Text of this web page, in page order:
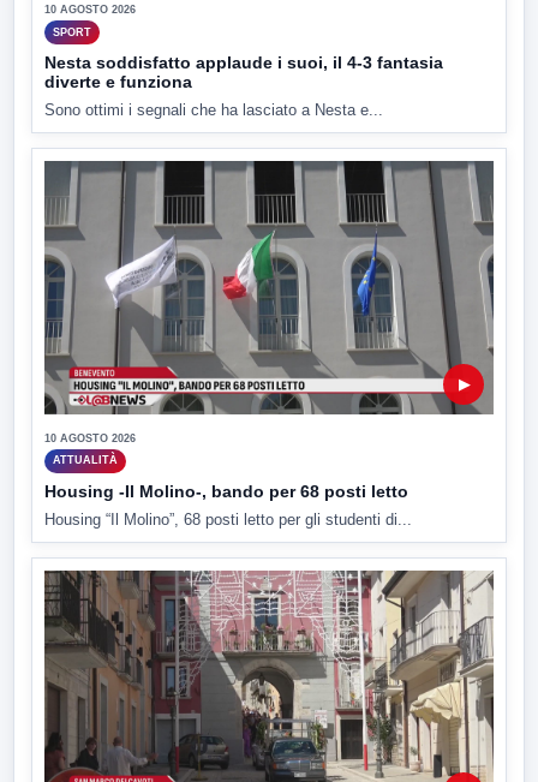
10 AGOSTO 2026
SPORT
Nesta soddisfatto applaude i suoi, il 4-3 fantasia
diverte e funziona
Sono ottimi i segnali che ha lasciato a Nesta e...
▶
10 AGOSTO 2026
ATTUALITÀ
Housing -Il Molino-, bando per 68 posti letto
Housing “Il Molino”, 68 posti letto per gli studenti di...